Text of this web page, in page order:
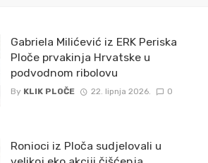
Gabriela Milićević iz ERK Periska
Ploče prvakinja Hrvatske u
podvodnom ribolovu
By KLIK PLOČE 22. lipnja 2026. 0
Ronioci iz Ploča sudjelovali u